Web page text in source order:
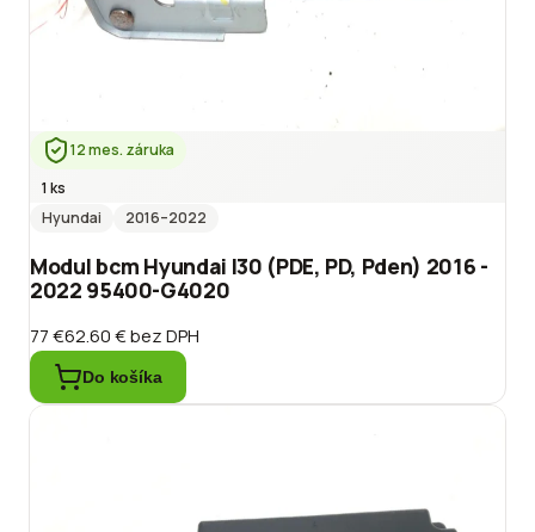
12 mes. záruka
1 ks
Hyundai
2016–2022
Modul bcm Hyundai I30 (PDE, PD, Pden) 2016 -
2022 95400-G4020
77 €62.60 €bez DPH
Do košíka